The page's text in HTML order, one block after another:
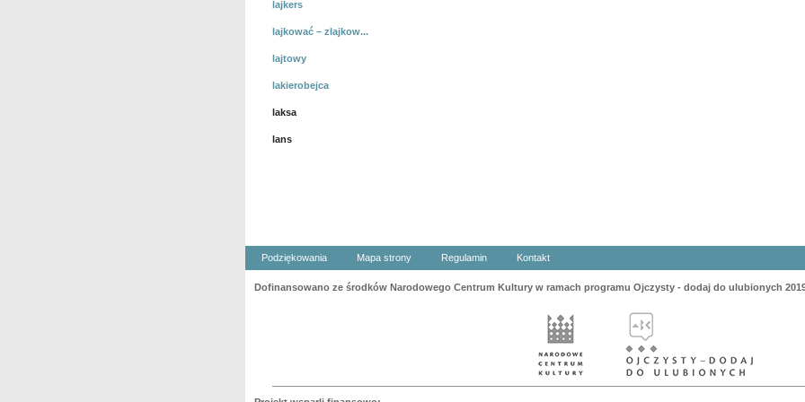
lajkers
lajkować – zlajkow...
lajtowy
lakierobejca
laksa
lans
Podziękowania Mapa strony Regulamin Kontakt
Dofinansowano ze środków Narodowego Centrum Kultury w ramach programu Ojczysty - dodaj do ulubionych